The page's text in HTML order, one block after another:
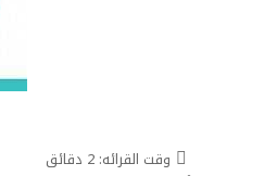
وقت القرائه: 2 دقائق